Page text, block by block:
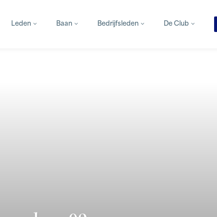
Leden Baan Bedrijfsleden De Club